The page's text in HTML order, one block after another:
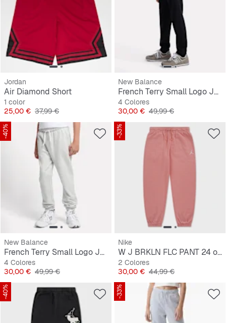
Jordan
Air Diamond Short
1 color
Precio
25,00 € Precio original
37,99 €
New Balance
French Terry Small Logo Jogger
4 Colores
Precio
30,00 € Precio original
49,99 €
-40%
New Balance
French Terry Small Logo Jogger
4 Colores
Precio
30,00 € Precio original
49,99 €
-33%
Nike
W J BRKLN FLC PANT 24 orchid/black
2 Colores
Precio
30,00 € Precio original
44,99 €
-40% -33%